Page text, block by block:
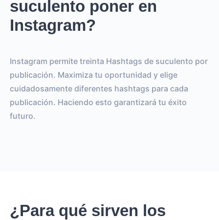
suculento poner en
Instagram?
Instagram permite treinta Hashtags de suculento por
publicación. Maximiza tu oportunidad y elige
cuidadosamente diferentes hashtags para cada
publicación. Haciendo esto garantizará tu éxito
futuro.
¿Para qué sirven los